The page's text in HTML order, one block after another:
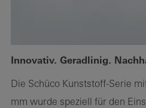
Innovativ. Geradlinig.
Die Schüco Kunststoff-Serie
mm wurde speziell für den